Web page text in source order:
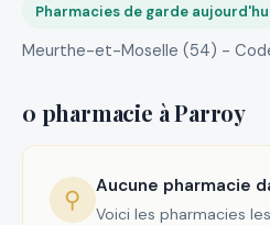
Pharmacies de garde
Meurthe-et-Moselle (54) -
0 pharmacie à Parroy
⚲ Aucune pharmacie
Voici les pharmacies